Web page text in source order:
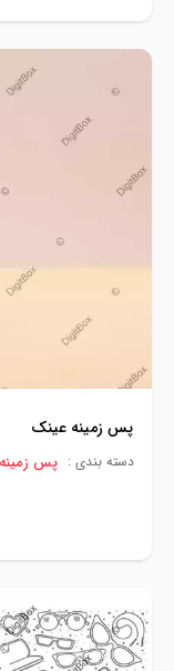
پس زمینه عینک
دسته بندی : پس زمینه BACKGROUND